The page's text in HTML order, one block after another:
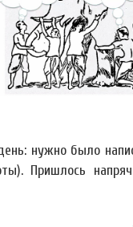
нужно было
Пришлось